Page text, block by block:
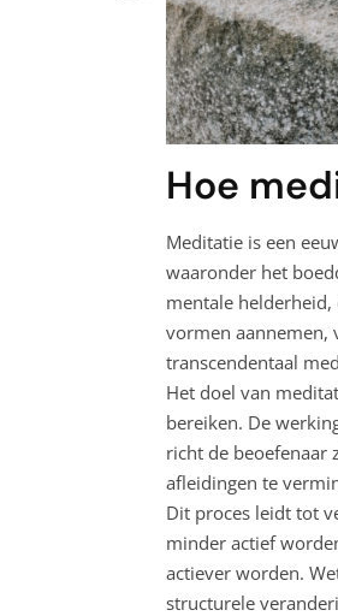
Hoe
Meditatie is een
waaronder het
mentale
vormen aannemen,
transcendentaal
Het doel van
bereiken. De
richt de beoefenaar
afleidingen te
Dit proces leidt tot
minder actief
actiever worden.
structurele